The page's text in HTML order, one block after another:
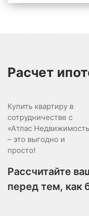
Расчет
Купить квартиру в
сотрудничестве с
«Атлас
– это выгодно и
просто!
Рассчитайте
перед тем, как